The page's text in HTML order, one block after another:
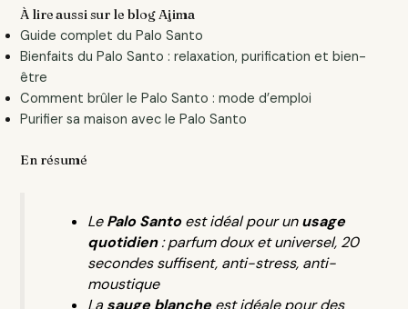
À lire aussi sur le blog Ajima
Guide complet du Palo Santo
Bienfaits du Palo Santo : relaxation, purification et bien-
être
Comment brûler le Palo Santo : mode d’emploi
Purifier sa maison avec le Palo Santo
En résumé
LePalo Santoest idéal pour unusage
quotidien: parfum doux et universel, 20
secondes suffisent, anti-stress, anti-
moustique
La sauge blancheest idéale pour des